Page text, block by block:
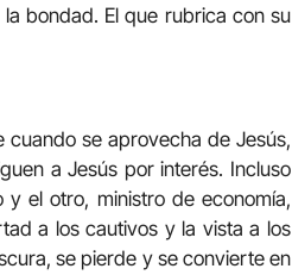
bondad. El que rubrica con su
cuando se aprovecha de Jesús,
a Jesús por interés. Incluso
el otro, ministro de economía,
a los cautivos y la vista a los
se pierde y se convierte en